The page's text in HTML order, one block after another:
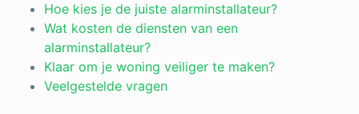
Zonnepanelen
Zonwering
Hoe kies je de juiste alarminstallateur?
Wat kosten de diensten van een
alarminstallateur?
Klaar om je woning veiliger te maken?
Veelgestelde vragen